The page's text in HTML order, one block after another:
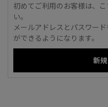
初めてご利用のお客様は、
い。
メールアドレスとパスワー
ができるようになります。